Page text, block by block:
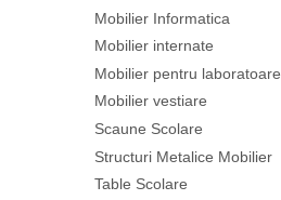
Mobilier Informatica
Mobilier internate
Mobilier pentru laboratoare
Mobilier vestiare
Scaune Scolare
Structuri Metalice Mobilier
Table Scolare